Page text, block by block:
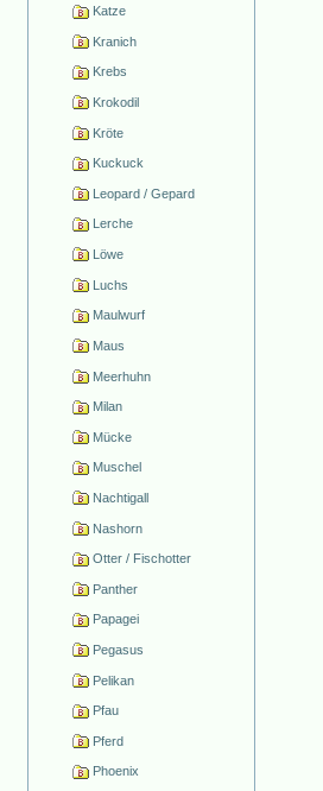
Katze
Kranich
Krebs
Krokodil
Kröte
Kuckuck
Leopard / Gepard
Lerche
Löwe
Luchs
Maulwurf
Maus
Meerhuhn
Milan
Mücke
Muschel
Nachtigall
Nashorn
Otter / Fischotter
Panther
Papagei
Pegasus
Pelikan
Pfau
Pferd
Phoenix